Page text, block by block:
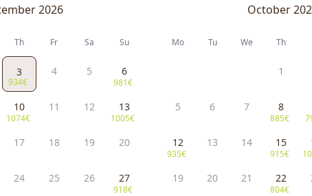
2026
Th Fr Sa Su
3
934€
4 5 6
981€
10
1074€
11 12 13
1005€
17 18 19 20
24 25 26 27
918€
October
Mo Tu We Th
1
5 6 7 8
885€
12
935€
13 14 15
915€
19 20 21 22
804€